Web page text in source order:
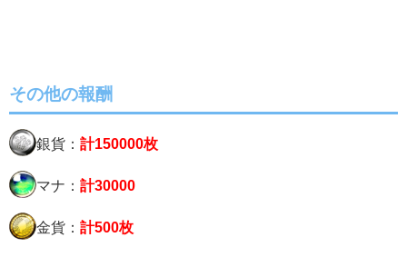
その他の報酬
銀貨： 計150000枚
マナ： 計30000
金貨： 計500枚